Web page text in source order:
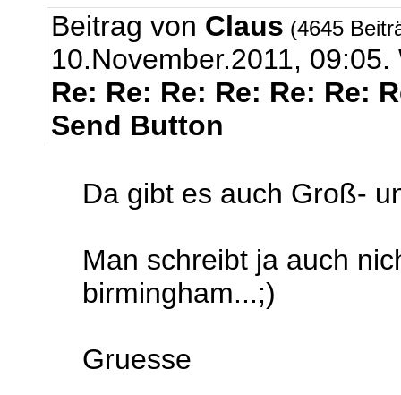
Beitrag von Claus (4645
10.November.2011,
Re: Re: Re: Re: Re: Re:
Send Button
Da gibt es auch Groß-
Man schreibt ja auch
birmingham...;)
Gruesse